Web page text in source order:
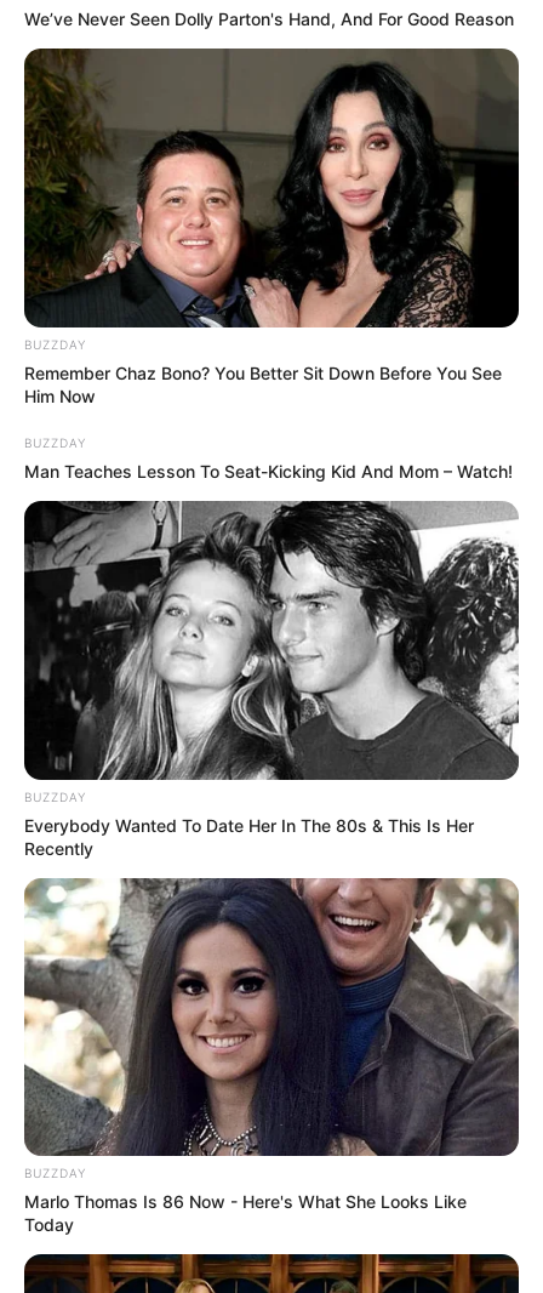
Varsad News
Weather News વરસાદ
અમારી યુટ્યુબ ચેનલ ને Subscribe કરો
Latest News
અમદાવાદમાં મેયરને જોતા જ 3 દિવસથી પાણીમાં
2 weeks ago
‘વિદ્યાર્થીઓને મારવાનો આદેશ કોણે આપ્યો, પેલેટ
ગનનો ઉપયોગ કરવાની મંજુરી કોણે આપી? રાહુલ
ગાંધીએ અમિત શાહને પત્ર લખ્યો
2 weeks ago
કેનેડામાં કાર અકસ્માતમાં અમદાવાદના કોમ્પ્યુટર
એન્જિનિયરનું મોત
2 weeks ago
પેપર લીક વિરુદ્ધ કાલે નવું બિલ આવી શકે છે, 10
વર્ષની જેલ અને 10 કરોડ સુધીના દંડની જોગવાઈ
2 weeks ago
મોદીએ રાતે 12 વાગ્યે વીડિયો મેસેજ જાહેર કરીને
2 weeks ago
We’ve Never Seen Dolly Parton's Hand, And For Good Reason
BUZZDAY
Remember Chaz Bono? You Better Sit Down Before You See
Him Now
BUZZDAY
Man Teaches Lesson To Seat-Kicking Kid And Mom – Watch!
BUZZDAY
Everybody Wanted To Date Her In The 80s & This Is Her
Recently
BUZZDAY
Marlo Thomas Is 86 Now - Here's What She Looks Like
Today